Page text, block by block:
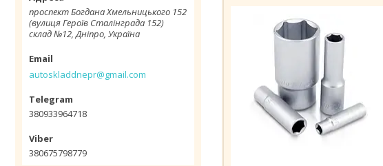
проспект Богдана Хмельницького 152
(вулиця Героїв Сталінграда 152)
склад №12, Дніпро, Україна
autoskladdnepr@gmail.com
380933964718
380675798779